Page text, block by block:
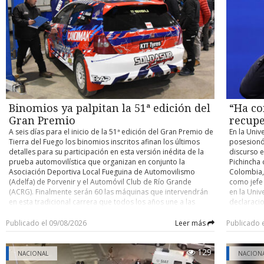
atribuido a Irán. Con información de Infobae
accidente y determinar eventuales responsabilidades. Su
control de detención quedó fijado para este domingo.
el
acceder
cerrado
y
Binomios ya palpitan la 51ª edición del
Gran Premio
A seis días para el inicio de la 51ª edición del Gran Premio de
Tierra del Fuego los binomios inscritos afinan los últimos
detalles para su participación en esta versión inédita de la
prueba automovilística que organizan en conjunto la
Asociación Deportiva Local Fueguina de Automovilismo
(Adelfa) de Porvenir y el Automóvil Club de Río Grande
(ACRG). Finalmente serán 60 las máquinas que intervendrán
en esta tradicional carrera que todos los años une a las
vuelta, con partida y llegada este año en la capital fueguina.
Como es ya conocido, para esta versión los organizadores
determinaron que la carrera se dispute por etapas,
reemplazando lo que se realizaba hasta la edición pasada
que era de bandera a bandera y sin detenciones entremedio
Publicado el 09/08/2026 Leer más
“Ha
En la
discurso
Pichincha
como
en la
nacional”
país. En
Ha
autoridad
Publicado
NACIONAL 129